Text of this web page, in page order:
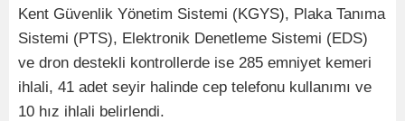
Kent Güvenlik Yönetim Sistemi (KGYS), Plaka Tanıma
Sistemi (PTS), Elektronik Denetleme Sistemi (EDS)
ve dron destekli kontrollerde ise 285 emniyet kemeri
ihlali, 41 adet seyir halinde cep telefonu kullanımı ve
10 hız ihlali belirlendi.